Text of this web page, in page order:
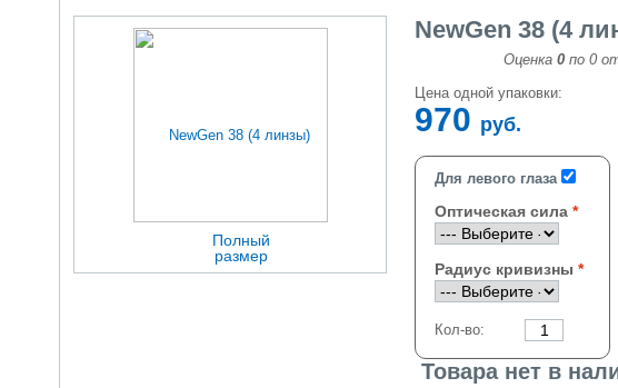
Полный
размер
NewGen 38 (4
Оценка 0 по 0
Цена одной упаковки:
970 руб.
Для левого глаза
Оптическая сила
Радиус кривизны
Кол-во:
Товара нет в